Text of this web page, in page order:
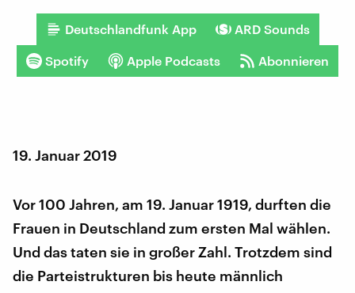
Deutschlandfunk App ARD Sounds
Spotify Apple Podcasts Abonnieren
19. Januar 2019
Vor 100 Jahren, am 19. Januar 1919, durften die
Frauen in Deutschland zum ersten Mal wählen.
Und das taten sie in großer Zahl. Trotzdem sind
die Parteistrukturen bis heute männlich